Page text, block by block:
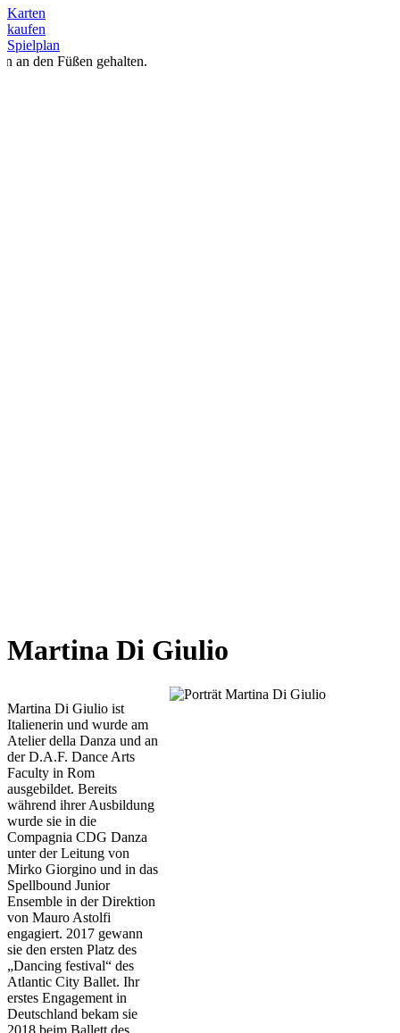
Karten
kaufen
Spielplan
Martina Di Giulio
Martina Di Giulio ist
Italienerin und wurde am
Atelier della Danza und an
der D.A.F. Dance Arts
Faculty in Rom
ausgebildet. Bereits
während ihrer Ausbildung
wurde sie in die
Compagnia CDG Danza
unter der Leitung von
Mirko Giorgino und in das
Spellbound Junior
Ensemble in der Direktion
von Mauro Astolfi
engagiert. 2017 gewann
sie den ersten Platz des
„Dancing festival“ des
Atlantic City Ballet. Ihr
erstes Engagement in
Deutschland bekam sie
2018 beim Ballett des